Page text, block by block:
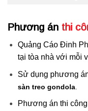
Phương án thi
Quảng Cáo Đinh
tại tòa nhà với mỗi
Sử dụng phương
sàn treo gondola.
Phương án thi